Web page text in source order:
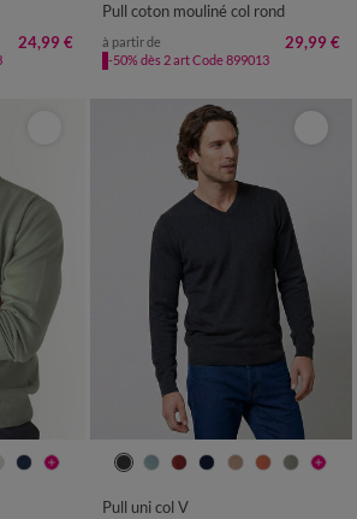
24,99 €
Pull coton mouliné col rond
à partir de 29,99 €
-50% dès 2 art Code 899013
4XL S M L XL XXL 3XL 4XL
Pull uni col V